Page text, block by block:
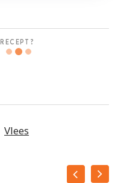
Vlees